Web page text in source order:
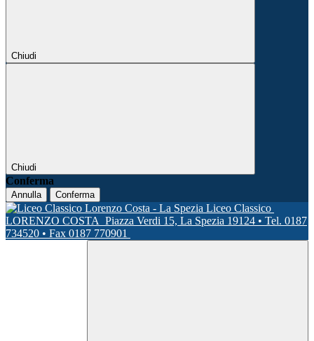
Chiudi
Chiudi
Conferma
Annulla Conferma
Liceo Classico
LORENZO COSTA Piazza Verdi 15, La Spezia 19124 • Tel. 0187
734520 • Fax 0187 770901